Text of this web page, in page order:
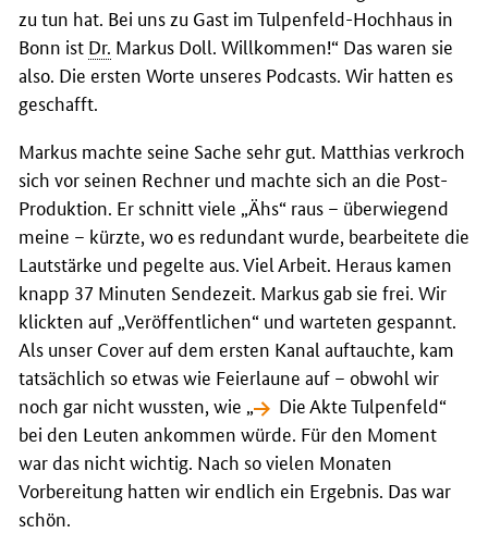
zu tun hat. Bei uns zu Gast im Tulpenfeld-Hochhaus in
Bonn ist Dr. Markus Doll. Willkommen!“ Das waren sie
also. Die ersten Worte unseres Podcasts. Wir hatten es
geschafft.
Markus machte seine Sache sehr gut. Matthias verkroch
sich vor seinen Rechner und machte sich an die Post-
Produktion. Er schnitt viele „Ähs“ raus – überwiegend
meine – kürzte, wo es redundant wurde, bearbeitete die
Lautstärke und pegelte aus. Viel Arbeit. Heraus kamen
knapp 37 Minuten Sendezeit. Markus gab sie frei. Wir
klickten auf „Veröffentlichen“ und warteten gespannt.
Als unser Cover auf dem ersten Kanal auftauchte, kam
tatsächlich so etwas wie Feierlaune auf – obwohl wir
noch gar nicht wussten, wie „
Die Akte Tulpenfeld“
bei den Leuten ankommen würde. Für den Moment
war das nicht wichtig. Nach so vielen Monaten
Vorbereitung hatten wir endlich ein Ergebnis. Das war
schön.